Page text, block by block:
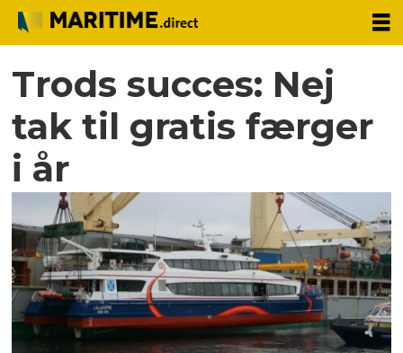
Trods succes: Nej
tak til gratis færger
i år